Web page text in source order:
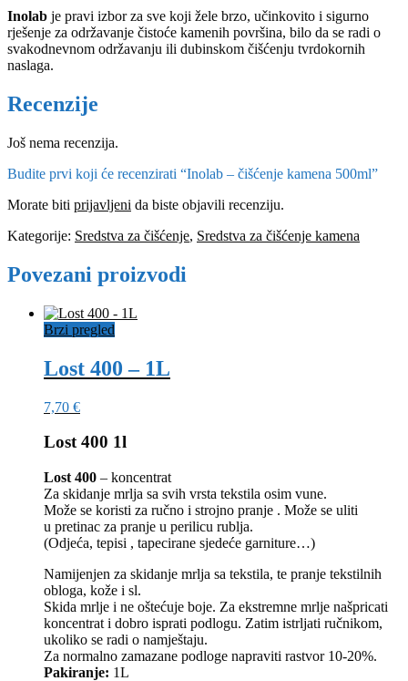
Inolab je pravi izbor za sve koji žele brzo, učinkovito i sigurno
rješenje za održavanje čistoće kamenih površina, bilo da se radi o
svakodnevnom održavanju ili dubinskom čišćenju tvrdokornih
naslaga.
Recenzije
Još nema recenzija.
Budite prvi koji će recenzirati “Inolab – čišćenje kamena 500ml”
Morate biti prijavljeni da biste objavili recenziju.
Kategorije: Sredstva za čišćenje, Sredstva za čišćenje kamena
Povezani proizvodi
Brzi pregled
Lost 400 – 1L
7,70 €
Lost 400 1l
Lost 400 – koncentrat
Za skidanje mrlja sa svih vrsta tekstila osim vune.
Može se koristi za ručno i strojno pranje . Može se uliti
u pretinac za pranje u perilicu rublja.
(Odjeća, tepisi , tapecirane sjedeće garniture…)
Namijenjen za skidanje mrlja sa tekstila, te pranje tekstilnih
obloga, kože i sl.
Skida mrlje i ne oštećuje boje. Za ekstremne mrlje našpricati
koncentrat i dobro isprati podlogu. Zatim istrljati ručnikom,
ukoliko se radi o namještaju.
Za normalno zamazane podloge napraviti rastvor 10-20%.
Pakiranje: 1L